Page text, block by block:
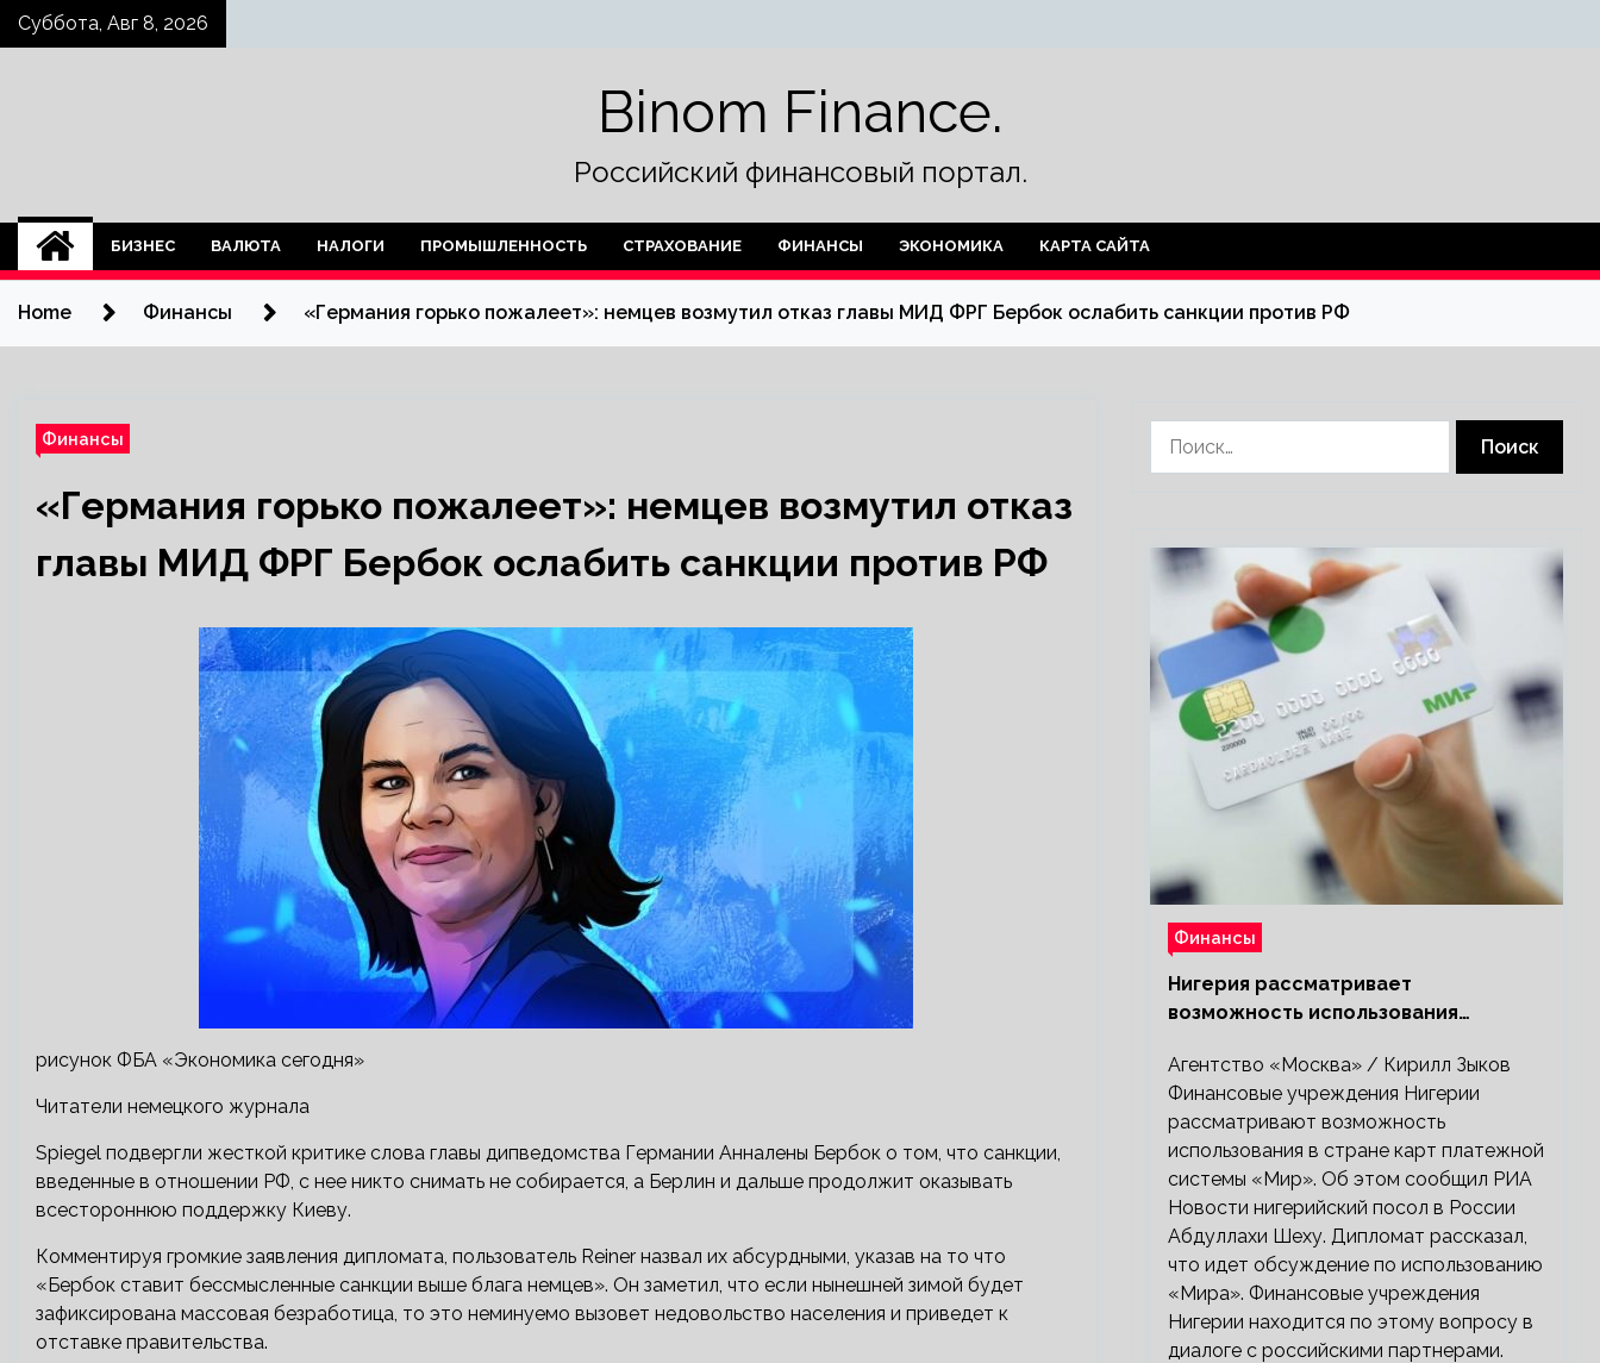
SkipСуббота, Авг 8, 2026
Binom Finance.
Российский финансовый портал.
БИЗНЕС ВАЛЮТА НАЛОГИ ПРОМЫШЛЕННОСТЬ СТРАХОВАНИЕ ФИНАНСЫ ЭКОНОМИКА КАРТА САЙТА
Home Финансы «Германия горько пожалеет»: немцев возмутил отказ главы МИД ФРГ Бербок ослабить санкции против РФ
Финансы
«Германия горько пожалеет»: немцев возмутил отказ
главы МИД ФРГ Бербок ослабить санкции против РФ
рисунок ФБА «Экономика сегодня»
Читатели немецкого журнала
Spiegel подвергли жесткой критике слова главы дипведомства Германии Анналены Бербок о том, что санкции,
введенные в отношении РФ, с нее никто снимать не собирается, а Берлин и дальше продолжит оказывать
всестороннюю поддержку Киеву.
Комментируя громкие заявления дипломата, пользователь Reiner назвал их абсурдными, указав на то что
«Бербок ставит бессмысленные санкции выше блага немцев». Он заметил, что если нынешней зимой будет
зафиксирована массовая безработица, то это неминуемо вызовет недовольство населения и приведет к
отставке правительства.
Финансы
Нигерия рассматривает
возможность использования
Агентство «Москва» / Кирилл Зыков
Финансовые учреждения Нигерии
рассматривают возможность
использования в стране карт платежной
системы «Мир». Об этом сообщил РИА
Новости нигерийский посол в России
Абдуллахи Шеху. Дипломат рассказал,
что идет обсуждение по использованию
«Мира». Финансовые учреждения
Нигерии находится по этому вопросу в
диалоге с российскими партнерами.